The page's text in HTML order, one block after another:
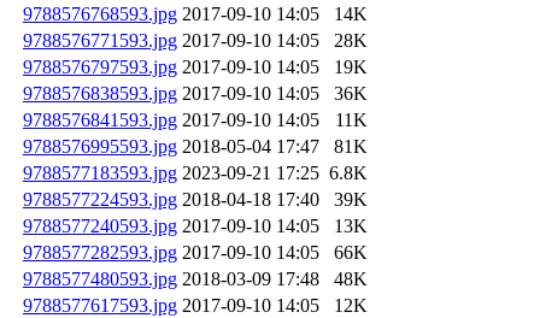
9788576768593.jpg 2017-09-10 14:05
14K
9788576771593.jpg 2017-09-10 14:05
28K
9788576797593.jpg 2017-09-10 14:05
19K
9788576838593.jpg 2017-09-10 14:05
36K
9788576841593.jpg 2017-09-10 14:05
11K
9788576995593.jpg 2018-05-04 17:47
81K
9788577183593.jpg 2023-09-21 17:25 6.8K
9788577224593.jpg 2018-04-18 17:40
39K
9788577240593.jpg 2017-09-10 14:05
13K
9788577282593.jpg 2017-09-10 14:05
66K
9788577480593.jpg 2018-03-09 17:48
48K
9788577617593.jpg 2017-09-10 14:05
12K